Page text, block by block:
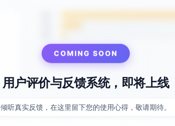
COMING SOON
用户评价与反馈系统，即将上线
倾听真实反馈，在这里留下您的使用心得，敬请期待。